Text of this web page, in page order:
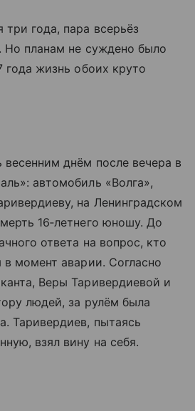
года, пара всерьёз
Но планам не суждено было
года жизнь обоих круто
весенним днём после вечера в
автомобиль «Волга»,
на Ленинградском
16‑летнего юношу. До
ответа на вопрос, кто
в момент аварии. Согласно
Веры Таривердиевой и
людей, за рулём была
Таривердиев, пытаясь
взял вину на себя.